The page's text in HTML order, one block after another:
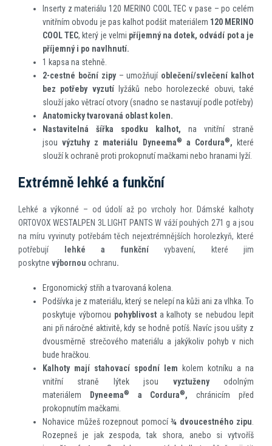
Inserty z materiálu 120 MERINO COOL TEC v pase – po celém
vnitřním obvodu je pas kalhot podšit materiálem 120 MERINO
COOL TEC, který je velmi příjemný na dotek, odvádí pot a je
příjemný i po navlhnutí.
1 kapsa na stehně.
2-cestné boční zipy – umožňují oblečení/svlečení kalhot
bez potřeby vyzutí
lyžáků nebo horolezecké obuvi, také
slouží jako větrací otvory (snadno se nastavují podle potřeby)
Anatomicky tvarovaná oblast kolen.
Nastavitelná šířka spodku kalhot, na vnitřní straně
jsouvýztuhy z materiálu Dyneema® a Cordura®, které
slouží k ochraně proti prokopnutí mačkami nebo hranami lyží.
Extrémně lehké a funkční
Lehké a výkonné – od údolí až po vrcholy hor. Dámské kalhoty
ORTOVOX WESTALPEN 3L LIGHT PANTS W váží pouhých 271 g a jsou
na míru vyvinuty potřebám těch nejextrémnějších horolezkyň, které
potřebují
lehké a funkčnívybavení, které jim
poskytne výbornou ochranu.
Ergonomický střih a tvarovaná kolena.
Podšívka je z materiálu, který se nelepí na kůži ani za vlhka. To
poskytuje výbornou pohyblivosta kalhoty se nebudou lepit
ani při náročné aktivitě, kdy se hodně potíš. Navíc jsou ušity z
dvousměrně strečového materiálu a jakýkoliv pohyb v nich
bude hračkou.
Kalhoty mají stahovací spodní lem kolem kotníku a na
vnitřní straně lýtek jsou vyztuženyodolným
materiálem
Dyneema® a Cordura®,chránicím před
prokopnutím mačkami.
Nohavice můžeš rozepnout pomocí¾ dvoucestného zipu.
Rozepneš je jak zespoda, tak shora, anebo si vytvoříš